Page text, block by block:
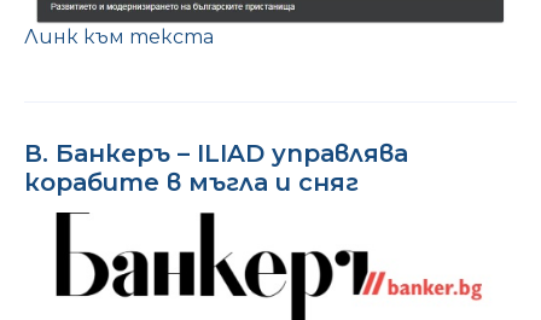
Линк към текста
В. Банкеръ – ILIAD управлява
корабите в мъгла и сняг